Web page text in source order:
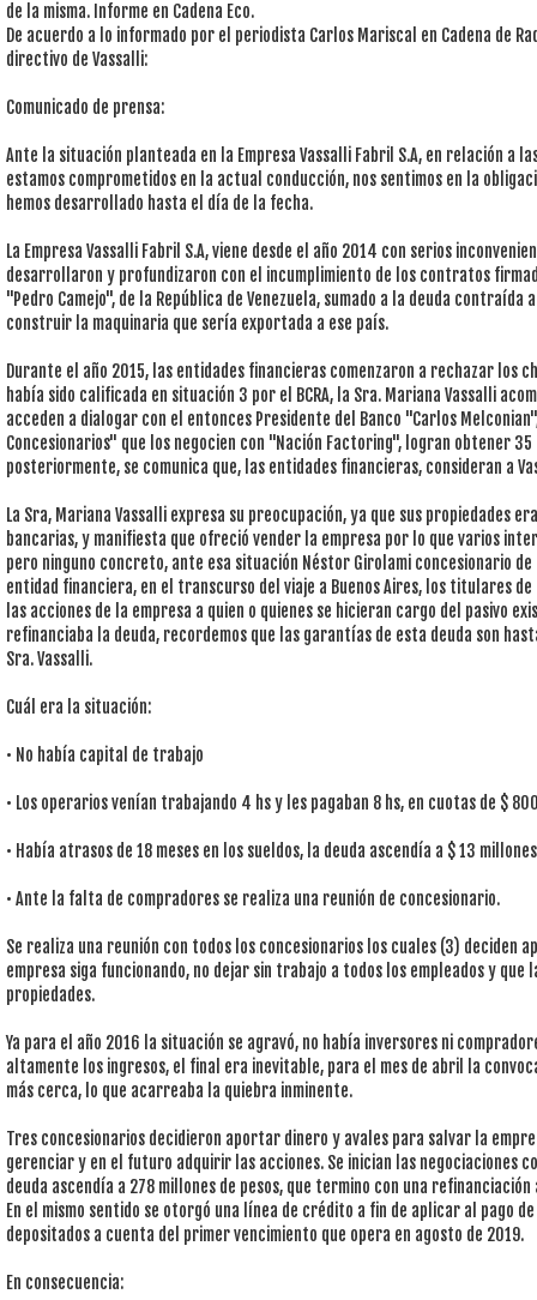
de la misma. Informe en Cadena Eco.
De acuerdo a lo informado por el periodista Carlos Mariscal en Cadena de
directivo de Vassalli:
Comunicado de prensa:
Ante la situación planteada en la Empresa Vassalli Fabril S.A, en relación a
estamos comprometidos en la actual conducción, nos sentimos en la
hemos desarrollado hasta el día de la fecha.
La Empresa Vassalli Fabril S.A, viene desde el año 2014 con serios
desarrollaron y profundizaron con el incumplimiento de los contratos
"Pedro Camejo", de la República de Venezuela, sumado a la deuda contraída
construir la maquinaria que sería exportada a ese país.
Durante el año 2015, las entidades financieras comenzaron a rechazar los
había sido calificada en situación 3 por el BCRA, la Sra. Mariana Vassalli
acceden a dialogar con el entonces Presidente del Banco "Carlos
Concesionarios" que los negocien con "Nación Factoring", logran obtener
posteriormente, se comunica que, las entidades financieras, consideran a
La Sra, Mariana Vassalli expresa su preocupación, ya que sus propiedades
bancarias, y manifiesta que ofreció vender la empresa por lo que varios
pero ninguno concreto, ante esa situación Néstor Girolami concesionario
entidad financiera, en el transcurso del viaje a Buenos Aires, los titulares
las acciones de la empresa a quien o quienes se hicieran cargo del pasivo
refinanciaba la deuda, recordemos que las garantías de esta deuda son
Sra. Vassalli.
Cuál era la situación:
• No había capital de trabajo
• Los operarios venían trabajando 4 hs y les pagaban 8 hs, en cuotas de $
• Había atrasos de 18 meses en los sueldos, la deuda ascendía a $ 13
• Ante la falta de compradores se realiza una reunión de concesionario.
Se realiza una reunión con todos los concesionarios los cuales (3) deciden
empresa siga funcionando, no dejar sin trabajo a todos los empleados y que
propiedades.
Ya para el año 2016 la situación se agravó, no había inversores ni
altamente los ingresos, el final era inevitable, para el mes de abril la
más cerca, lo que acarreaba la quiebra inminente.
Tres concesionarios decidieron aportar dinero y avales para salvar la
gerenciar y en el futuro adquirir las acciones. Se inician las negociaciones
deuda ascendía a 278 millones de pesos, que termino con una
En el mismo sentido se otorgó una línea de crédito a fin de aplicar al pago
depositados a cuenta del primer vencimiento que opera en agosto de 2019.
En consecuencia: